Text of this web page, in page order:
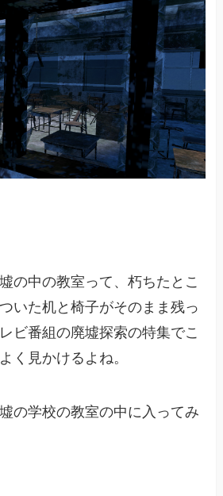
の中の教室って、朽ちたとこ
いた机と椅子がそのまま残っ
ビ番組の廃墟探索の特集でこ
く見かけるよね。
の学校の教室の中に入ってみ